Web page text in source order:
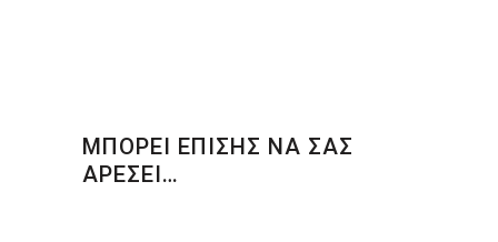
ΜΠΟΡΕΙ ΕΠΙΣΗΣ ΝΑ ΣΑΣ
ΑΡΕΣΕΙ…